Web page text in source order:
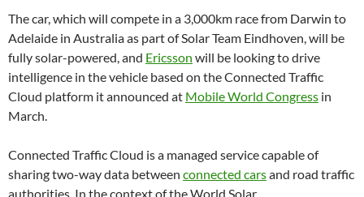
The car, which will compete in a 3,000km race from Darwin to
Adelaide in Australia as part of Solar Team Eindhoven, will be
fully solar-powered, and Ericsson will be looking to drive
intelligence in the vehicle based on the Connected Traffic
Cloud platform it announced at Mobile World Congress in
March.
Connected Traffic Cloud is a managed service capable of
sharing two-way data between connected carsand road traffic
authorities. In the context of the World Solar